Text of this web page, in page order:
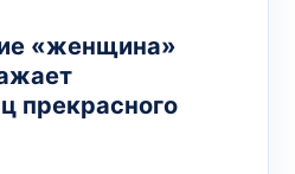
«женщина»
прекрасного